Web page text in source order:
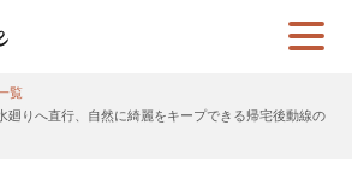
覧
廻りへ直行、自然に綺麗をキープできる帰宅後動線の